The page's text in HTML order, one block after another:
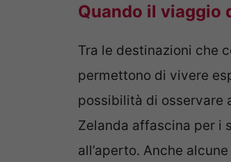
Quando il viaggio
Tra le destinazioni che
permettono di vivere
possibilità di osservare
Zelanda affascina per i
all’aperto. Anche